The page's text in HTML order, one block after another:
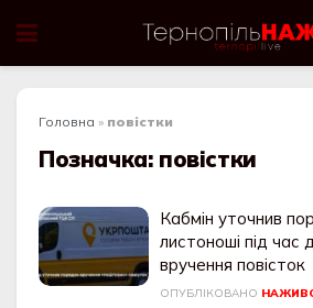
Головна » повістки
Позначка: повістки
Кабмін уточнив
листоноші під час
вручення повісток
ОПУБЛІКОВАНО